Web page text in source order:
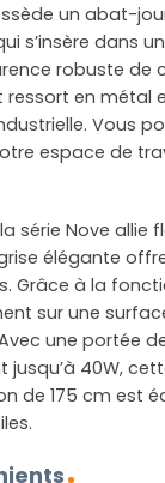
un abat-
s’insère dans
robuste de
en métal
Vous
espace de
série Nove allie
élégante
Grâce à la
sur une
une portée
jusqu’à 40W,
de 175 cm est